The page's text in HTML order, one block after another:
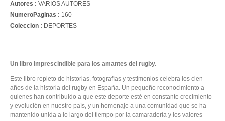
Autores : VARIOS AUTORES
NumeroPaginas : 160
Coleccion : DEPORTES
Un libro imprescindible para los amantes del rugby.
Este libro repleto de historias, fotografías y testimonios celebra los cien
años de la historia del rugby en España. Un pequeño reconocimiento a
quienes han contribuido a que este deporte esté en constante crecimiento
y evolución en nuestro país, y un homenaje a una comunidad que se ha
mantenido unida a lo largo del tiempo por la camaradería y los valores